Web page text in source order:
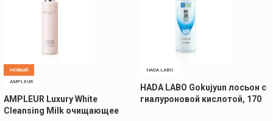
НОВЫЙ
AMPLEUR
AMPLEUR Luxury White
Cleansing Milk очищающее
HADA LABO
HADA LABO Gokujyun лосьон с
гиалуроновой кислотой, 170